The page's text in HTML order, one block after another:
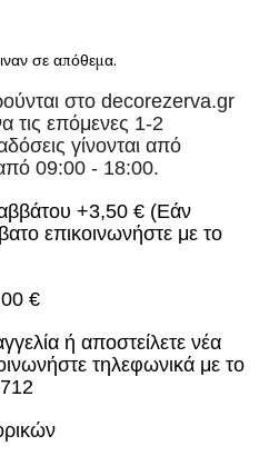
σε απόθεμα.
στο decorezerva.gr
τις επόμενες 1-2
γίνονται από
09:00 - 18:00.
+3,50 € (Εάν
επικοινωνήστε με το
€
ή αποστείλετε νέα
τηλεφωνικά με το